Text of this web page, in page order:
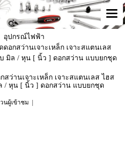
อุปกรณ์ไฟฟ้า
อกสว่านเจาะเหล็ก เจาะสแตนเลส
มิล / หุน [ นิ้ว ] ดอกสว่าน แบบยกชุด
ว่านเจาะเหล็ก เจาะสแตนเลส ไฮส
/ หุน [ นิ้ว ] ดอกสว่าน แบบยกชุด
นผู้เข้าชม